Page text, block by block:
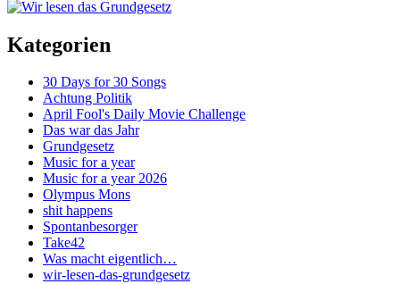
Kategorien
30 Days for 30 Songs
Achtung Politik
April Fool's Daily Movie Challenge
Das war das Jahr
Grundgesetz
Music for a year
Music for a year 2026
Olympus Mons
shit happens
Spontanbesorger
Take42
Was macht eigentlich…
wir-lesen-das-grundgesetz